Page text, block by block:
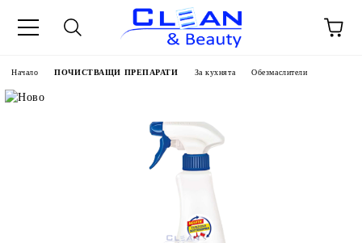
Начало ПОЧИСТВАЩИ ПРЕПАРАТИ За кухнята Обезмаслители